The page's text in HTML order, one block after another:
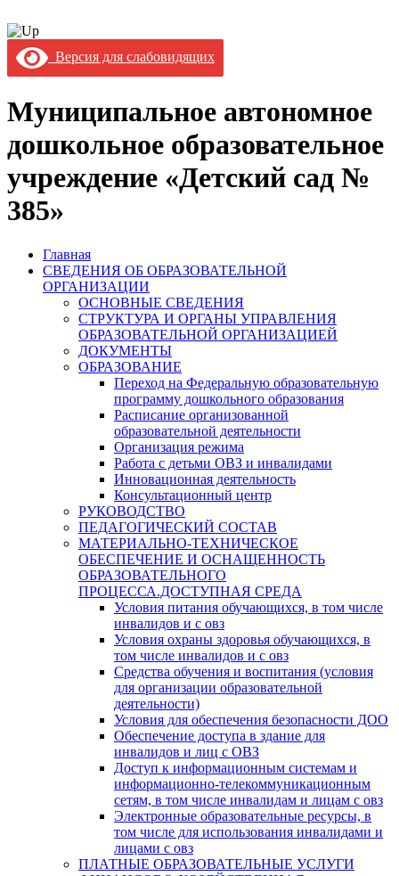
Версия для слабовидящих
Муниципальное автономное
дошкольное образовательное
учреждение «Детский сад №
385»
Главная
СВЕДЕНИЯ ОБ ОБРАЗОВАТЕЛЬНОЙ
ОРГАНИЗАЦИИ
ОСНОВНЫЕ СВЕДЕНИЯ
СТРУКТУРА И ОРГАНЫ УПРАВЛЕНИЯ
ОБРАЗОВАТЕЛЬНОЙ ОРГАНИЗАЦИЕЙ
ДОКУМЕНТЫ
ОБРАЗОВАНИЕ
Переход на Федеральную образовательную
программу дошкольного образования
Расписание организованной
образовательной деятельности
Организация режима
Работа с детьми ОВЗ и инвалидами
Инновационная деятельность
Консультационный центр
РУКОВОДСТВО
ПЕДАГОГИЧЕСКИЙ СОСТАВ
МАТЕРИАЛЬНО-ТЕХНИЧЕСКОЕ
ОБЕСПЕЧЕНИЕ И ОСНАЩЕННОСТЬ
ОБРАЗОВАТЕЛЬНОГО
ПРОЦЕССА.ДОСТУПНАЯ СРЕДА
Условия питания обучающихся, в том числе
инвалидов и с овз
Условия охраны здоровья обучающихся, в
том числе инвалидов и с овз
Средства обучения и воспитания (условия
для организации образовательной
деятельности)
Условия для обеспечения безопасности ДОО
Обеспечение доступа в здание для
инвалидов и лиц с ОВЗ
Доступ к информационным системам и
информационно-телекоммуникационным
сетям, в том числе инвалидам и лицам с овз
Электронные образовательные ресурсы, в
том числе для использования инвалидами и
лицами с овз
ПЛАТНЫЕ ОБРАЗОВАТЕЛЬНЫЕ УСЛУГИ